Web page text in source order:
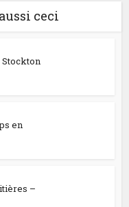
ceci
Stockton
en
–